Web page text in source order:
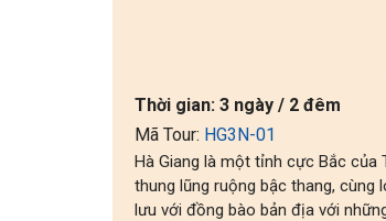
Thời gian: 3 ngày / 2 đêm
Mã Tour: HG3N-01
Hà Giang là một tỉnh cực Bắc của
thung lũng ruộng bậc thang, cùng
lưu với đồng bào bản địa với